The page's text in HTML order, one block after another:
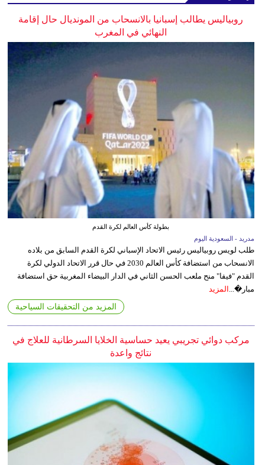
روبياليس يطالب إسبانيا بالانسحاب من المونديال حال إقامة
النهائي في المغرب
بطولة كأس العالم لكرة القدم
مدريد - السعودية اليوم
طلب لويس روبياليس رئيس الاتحاد الإسباني لكرة القدم السابق من بلاده
الانسحاب من استضافة كأس العالم 2030 في حال قرر الاتحاد الدولي لكرة
القدم "فيفا" منح ملعب الحسن الثاني في الدار البيضاء المغربية حق استضافة
مبار�...
المزيد
المزيد من التحقيقات السياحية
مركب دوائي تجريبي يعيد حساسية الخلايا السرطانية للعلاج في
نتائج واعدة